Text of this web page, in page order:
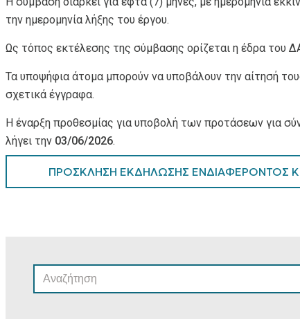
την ημερομηνία λήξης του έργου.
Ως τόπος εκτέλεσης της σύμβασης ορίζεται η έδρα του
Τα υποψήφια άτομα μπορούν να υποβάλουν την αίτησή
σχετικά έγγραφα.
Η έναρξη προθεσμίας για υποβολή των προτάσεων για
λήγει την 03/06/2026.
ΠΡΟΣΚΛΗΣΗ ΕΚΔΗΛΩΣΗΣ ΕΝΔΙΑΦΕΡΟΝΤΟΣ
SEARCH
FOR: